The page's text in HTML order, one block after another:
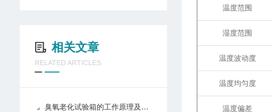
相关文章
RELATED ARTICLES
臭氧老化试验箱的工作原理及技术特点
温度范围
湿度范围
温度波动度
温度均匀度
温度偏差